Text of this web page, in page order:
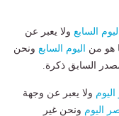
السابع ولا يعبر عن
هو من اليوم السابع ونحن
السابق ذكرة.
ولا يعبر عن وجهة
اليوم ونحن غير